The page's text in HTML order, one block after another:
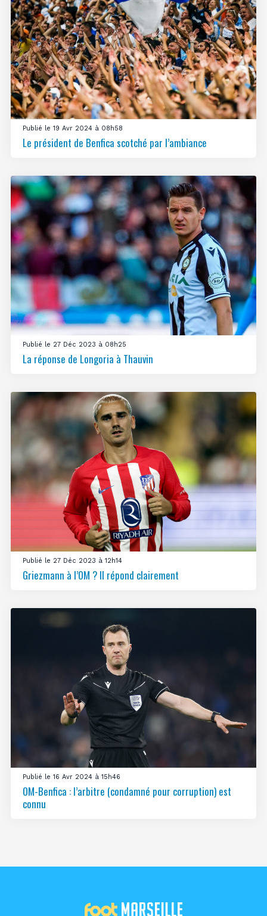
Publié le 19 Avr 2024 à 08h58
Le président de Benfica scotché par l’ambiance
Publié le 27 Déc 2023 à 08h25
La réponse de Longoria à Thauvin
Publié le 27 Déc 2023 à 12h14
Griezmann à l’OM ? Il répond clairement
Publié le 16 Avr 2024 à 15h46
OM-Benfica : l’arbitre (condamné pour corruption) est
connu